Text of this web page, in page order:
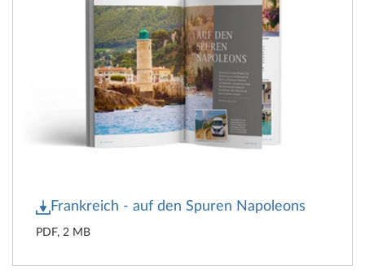
Frankreich - auf den Spuren Napoleons
PDF, 2 MB